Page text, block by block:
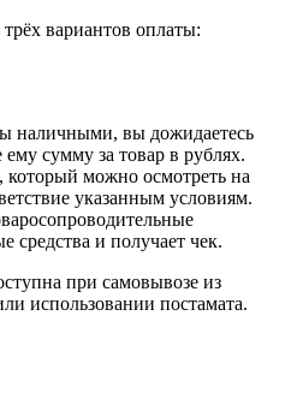
вариантов оплаты:
наличными, вы дожидаетесь
ему сумму за товар в рублях.
который можно осмотреть на
указанным условиям.
средства и получает чек.
при самовывозе из
использовании постамата.